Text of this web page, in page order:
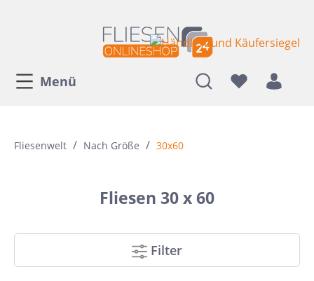
Menü
Fliesenwelt / Nach Größe / 30x60
Fliesen 30 x 60
Filter